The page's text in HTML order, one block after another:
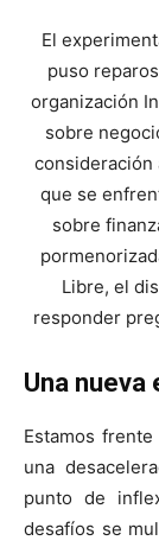
El
puso
organización
sobre
consideración
que se
sobre
Libre, el
responder
Una nueva
Estamos
una
punto de
desafíos se